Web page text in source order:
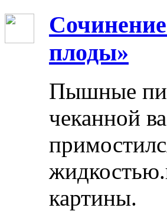
плоды»
Пышные
чеканной
картины.